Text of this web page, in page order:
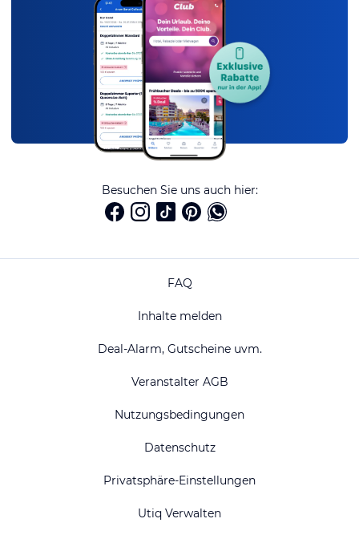
Besuchen Sie uns auch hier:
FAQ
Inhalte melden
Deal-Alarm, Gutscheine uvm.
Veranstalter AGB
Nutzungsbedingungen
Datenschutz
Privatsphäre-Einstellungen
Utiq Verwalten